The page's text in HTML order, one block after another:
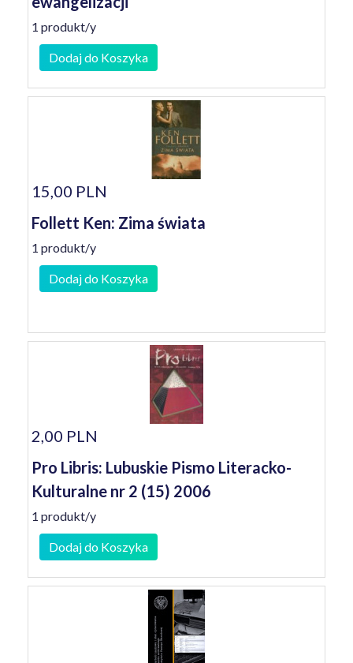
1 produkt/y
Dodaj do Koszyka
15,00 PLN
Follett Ken: Zima świata
1 produkt/y
Dodaj do Koszyka
2,00 PLN
Pro Libris: Lubuskie Pismo Literacko-
Kulturalne nr 2 (15) 2006
1 produkt/y
Dodaj do Koszyka